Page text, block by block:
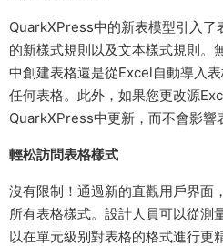
QuarkXPress中的新表模型引入了
的新樣式規則以及文本樣式規則。
中創建表格還是從Excel自動導入
任何表格。此外，如果您更改源
QuarkXPress中更新，而不會影響
輕松訪問表格樣式
沒有限制！通過新的直觀用戶界面
所有表格樣式。設計人員可以從測
以在單元級别對表格的格式進行更